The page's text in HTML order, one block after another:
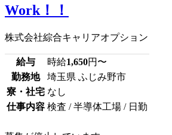
Work！！
株式会社綜合キャリアオプション
給与 時給1,650円〜
勤務地
埼玉県 ふじみ野市
寮・社宅 なし
仕事内容 検査 / 半導体工場 / 日勤